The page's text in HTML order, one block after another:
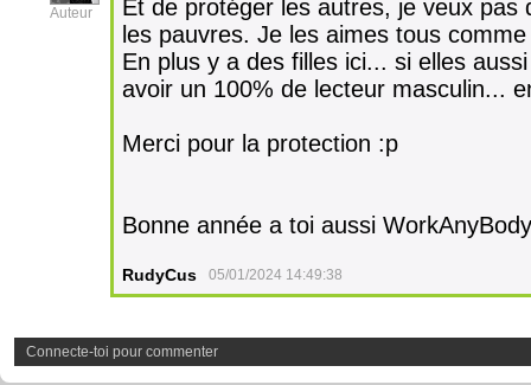
Auteur
Et de protéger les autres, je veux
les pauvres. Je les aimes tous
En plus y a des filles ici... si elles
avoir un 100% de lecteur masculin...
Merci pour la protection :p
Bonne année a toi aussi WorkAnyBody
RudyCus 05/01/2024 14:49:38
Connecte-toi pour commenter